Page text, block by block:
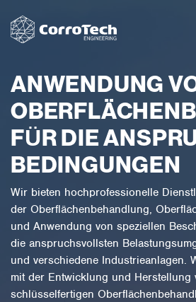
ANWENDUNG
FÜR DIE
BEDINGUNGEN
Wir bieten hochprofessionelle
der Oberflächenbehandlung,
und Anwendung von speziellen
die anspruchsvollsten
und verschiedene Industrieanlagen.
mit der Entwicklung und Herstellung
schlüsselfertigen